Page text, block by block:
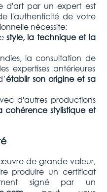
d'art par un expert est
l'authenticité de votre
nécessite:
style, la technique et la
la consultation de
expertises antérieures
établir son origine et sa
d'autres productions
cohérence stylistique et
de grande valeur,
produire un certificat
signé par un